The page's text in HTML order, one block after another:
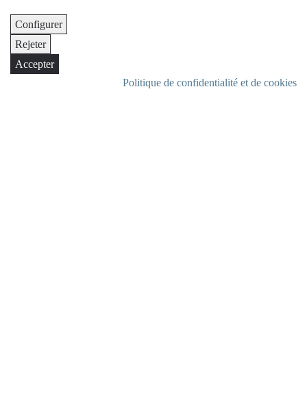
Configurer
Rejeter
Accepter
Politique de confidentialité et de cookies